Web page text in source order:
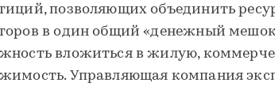
позволяющих объединить
в один общий «денежный
вложиться в жилую,
Управляющая компания